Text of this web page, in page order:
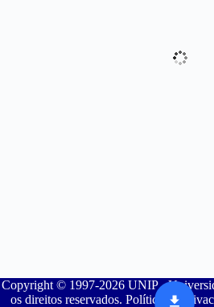
Copyright © 1997-2026 UNIP -
os direitos reservados. Política de